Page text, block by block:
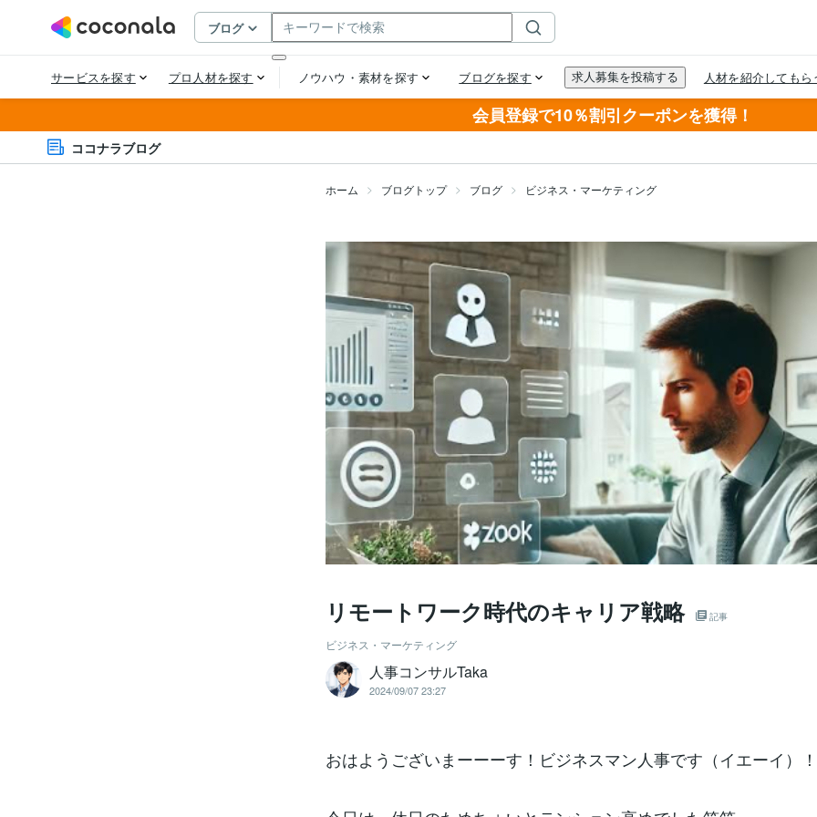
会員登録で10％割引クーポンを獲得！
ココナラブログ
ホーム ブログトップ ブログ ビジネス・マーケティング
リモートワーク時代のキャリア戦略 記事
ビジネス・マーケティング
人事コンサルTaka
2024/09/07 23:27
おはようございまーーーす！ビジネスマン人事です（イエーイ）！